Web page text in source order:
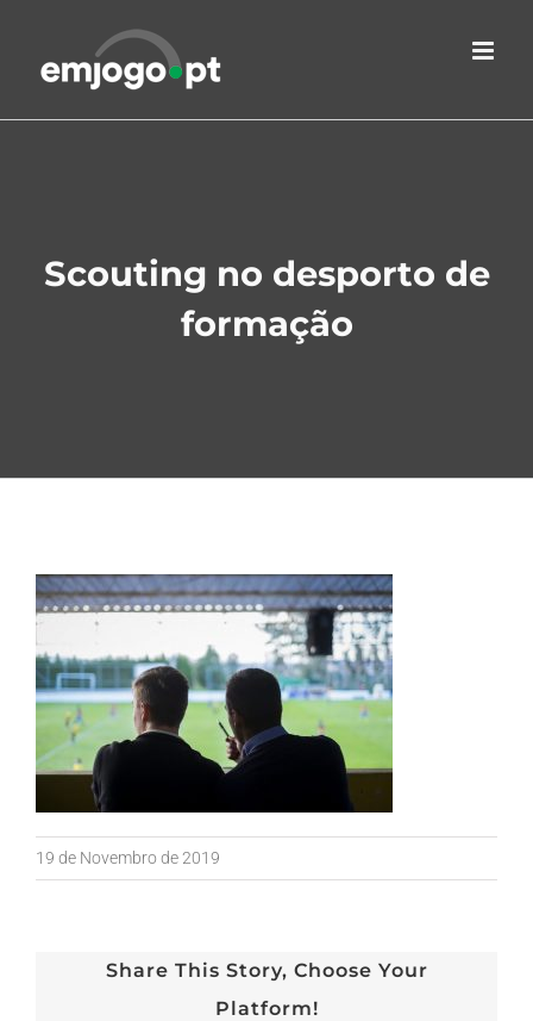
content
Scouting no desporto de
formação
19 de Novembro de 2019
Share This Story, Choose Your
Platform!